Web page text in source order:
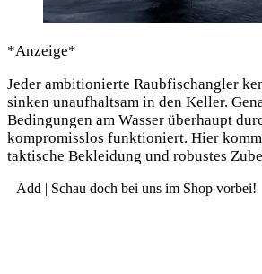
*Anzei­ge*
Jeder ambi­tio­nier­te Raub­fisch­ang­ler
sin­ken unauf­halt­sam in den Kel­ler.
Bedin­gun­gen am Was­ser über­haupt
kom­pro­miss­los funk­tio­niert. Hier
tak­ti­sche Beklei­dung und robus­tes
Add | Schau doch bei uns im Shop vorbei!